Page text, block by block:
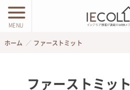
MENU
ホーム ファーストミット
ファーストミット